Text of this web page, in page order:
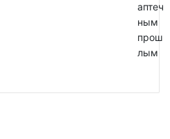
аптеч
ным
прош
лым